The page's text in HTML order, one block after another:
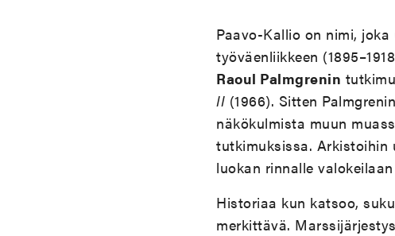
Paavo-Kallio on nimi,
työväenliikkeen
Raoul Palmgrenin
II (1966). Sitten
näkökulmista muun
tutkimuksissa. Arkistoihin
luokan rinnalle
Historiaa kun katsoo,
merkittävä.